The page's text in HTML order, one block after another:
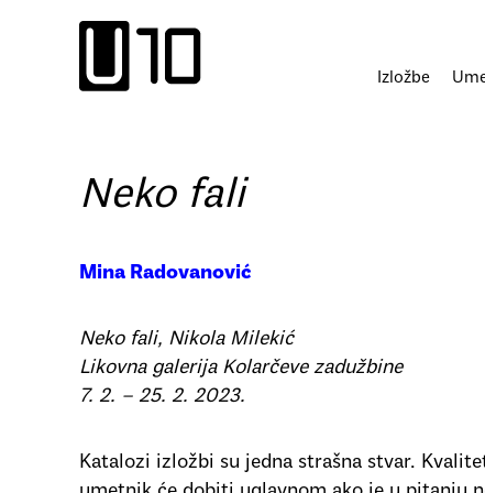
Izložbe
Neko fali
Mina Radovanović
Neko fali, Nikola Milekić
Likovna galerija Kolarčeve zadužbine
7. 2. – 25. 2. 2023.
Katalozi izložbi su jedna strašna stvar.